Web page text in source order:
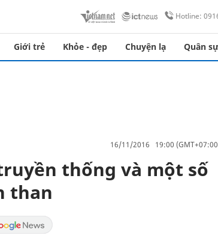
Hotline:
Giới trẻ Khỏe - đẹp Chuyện lạ Quân
16/11/2016 19:00
thống và một số
than